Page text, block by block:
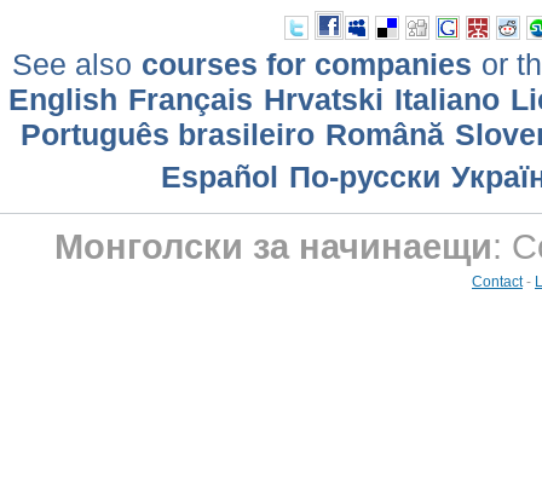
See also courses for companies or
English Français Hrvatski Italiano
Português brasileiro Română
Еspañol По-русски
Монголски за начинаещи:
Contact-